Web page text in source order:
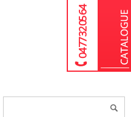
04 77 32 05 64